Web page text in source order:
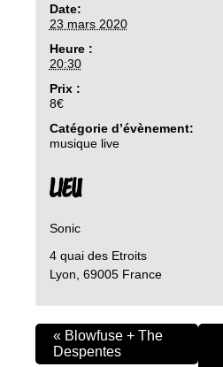
Date:
23 mars 2020
Heure :
20:30
Prix :
8€
Catégorie d’évènement:
musique live
LIEU
Sonic
4 quai des Etroits
Lyon 69005 France
« Blowfuse + The
Despentes